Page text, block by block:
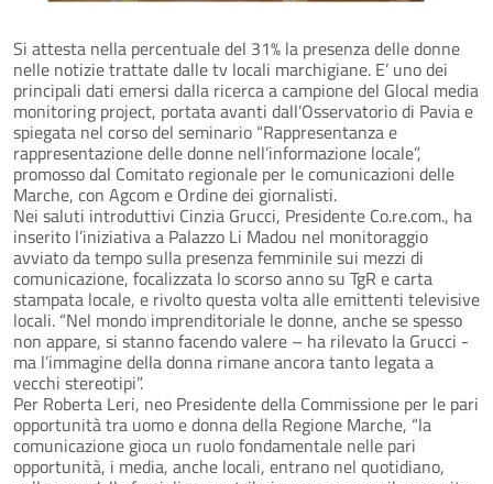
Si attesta nella percentuale del 31% la presenza delle donne
nelle notizie trattate dalle tv locali marchigiane. E’ uno dei
principali dati emersi dalla ricerca a campione del Glocal media
monitoring project, portata avanti dall’Osservatorio di Pavia e
spiegata nel corso del seminario “Rappresentanza e
rappresentazione delle donne nell’informazione locale”,
promosso dal Comitato regionale per le comunicazioni delle
Marche, con Agcom e Ordine dei giornalisti.
Nei saluti introduttivi Cinzia Grucci, Presidente Co.re.com., ha
inserito l’iniziativa a Palazzo Li Madou nel monitoraggio
avviato da tempo sulla presenza femminile sui mezzi di
comunicazione, focalizzata lo scorso anno su TgR e carta
stampata locale, e rivolto questa volta alle emittenti televisive
locali. “Nel mondo imprenditoriale le donne, anche se spesso
non appare, si stanno facendo valere – ha rilevato la Grucci -
ma l’immagine della donna rimane ancora tanto legata a
vecchi stereotipi”.
Per Roberta Leri, neo Presidente della Commissione per le pari
opportunità tra uomo e donna della Regione Marche, “la
comunicazione gioca un ruolo fondamentale nelle pari
opportunità, i media, anche locali, entrano nel quotidiano,